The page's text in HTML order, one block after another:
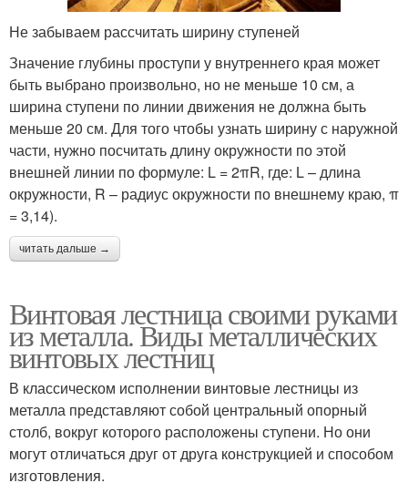
Не забываем рассчитать ширину ступеней
Значение глубины проступи у внутреннего края может
быть выбрано произвольно, но не меньше 10 см, а
ширина ступени по линии движения не должна быть
меньше 20 см. Для того чтобы узнать ширину с наружной
части, нужно посчитать длину окружности по этой
внешней линии по формуле: L = 2πR, где: L – длина
окружности, R – радиус окружности по внешнему краю, π
= 3,14).
читать дальше →
Винтовая лестница своими руками
из металла. Виды металлических
винтовых лестниц
В классическом исполнении винтовые лестницы из
металла представляют собой центральный опорный
столб, вокруг которого расположены ступени. Но они
могут отличаться друг от друга конструкцией и способом
изготовления.